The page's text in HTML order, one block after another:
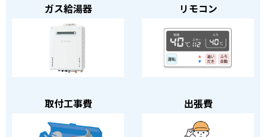
ガス給湯器 リモコン
取付工事費 出張費